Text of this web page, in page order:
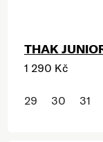
THAK
1 290 Kč
29 30 31